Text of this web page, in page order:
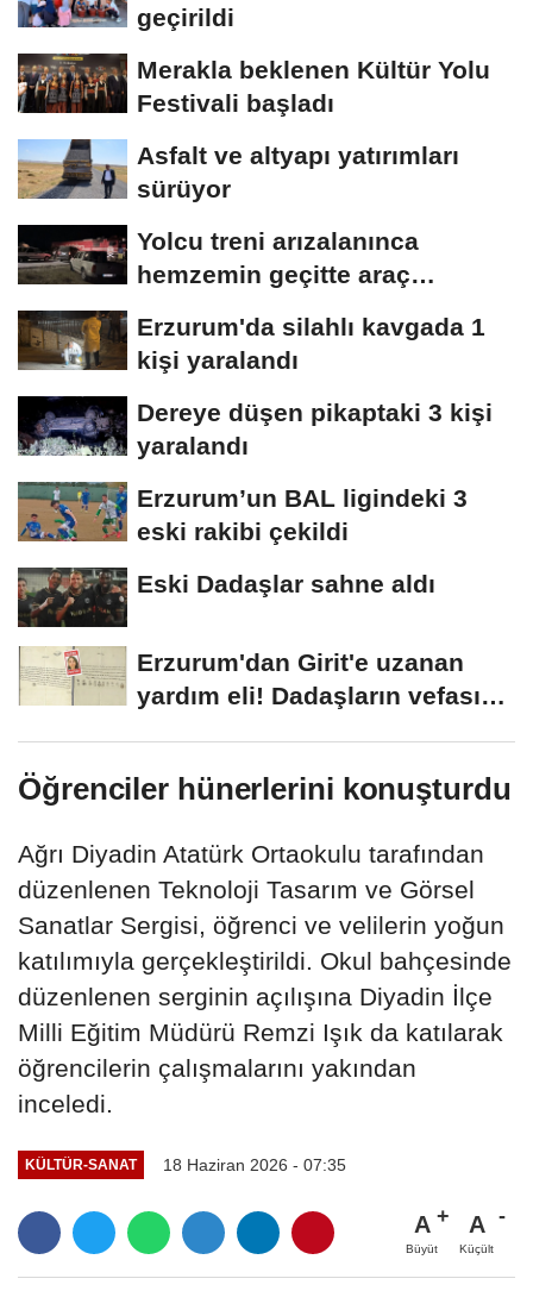
geçirildi
Merakla beklenen Kültür Yolu
Festivali başladı
Asfalt ve altyapı yatırımları
sürüyor
Yolcu treni arızalanınca
hemzemin geçitte araç
Erzurum'da silahlı kavgada 1
kişi yaralandı
Dereye düşen pikaptaki 3 kişi
yaralandı
Erzurum’un BAL ligindeki 3
eski rakibi çekildi
Eski Dadaşlar sahne aldı
Erzurum'dan Girit'e uzanan
yardım eli! Dadaşların vefası
Öğrenciler hünerlerini konuşturdu
Ağrı Diyadin Atatürk Ortaokulu tarafından
düzenlenen Teknoloji Tasarım ve Görsel
Sanatlar Sergisi, öğrenci ve velilerin yoğun
katılımıyla gerçekleştirildi. Okul bahçesinde
düzenlenen serginin açılışına Diyadin İlçe
Milli Eğitim Müdürü Remzi Işık da katılarak
öğrencilerin çalışmalarını yakından
inceledi.
KÜLTÜR-SANAT 18 Haziran 2026 - 07:35
A
Büyüt
A
Küçült